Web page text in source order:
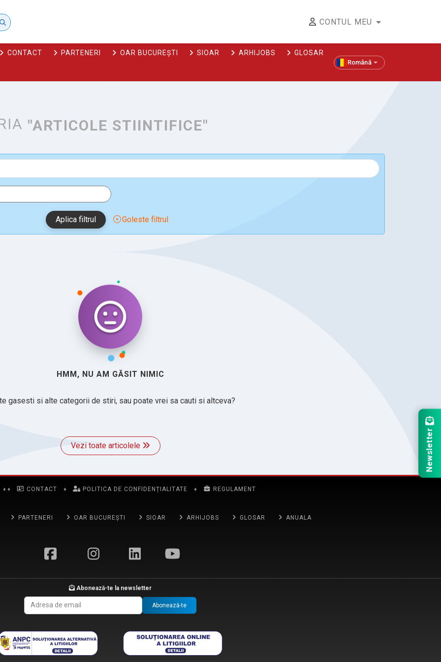
CONTUL MEU
CONTACT PARTENERI OAR BUCUREȘTI SIOAR ARHIJOBS GLOSAR
Română
"ARTICOLE STIINTIFICE"
Aplica filtrul Goleste filtrul
HMM, NU AM GĂSIT NIMIC
gasesti si alte categorii de stiri, sau poate vrei sa cauti si altceva?
Vezi toate articolele
♦ ♦ CONTACT ♦ POLITICA DE CONFIDENȚIALITATE ♦ REGULAMENT
PARTENERI OAR BUCUREȘTI SIOAR ARHIJOBS GLOSAR ANUALA
Abonează-te la newsletter
Abonează-te
Newsletter